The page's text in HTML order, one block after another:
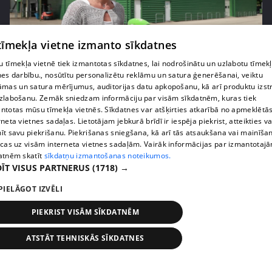
pirms 1 nedēļas, 3 dienām 00:05:05
Melleņu zelta drudzis: kas nosaka iepirkuma
cenu?
409. epizode
vietne izmanto sīkdatnes
tīmekļa vietnē tiek izmantotas sīkdatnes, lai nodrošinātu un uzlabotu
darbību., nosūtītu personalizētu reklāmu un satura ģenerēšanai, veiktu
un satura mērījumus, auditorijas datu apkopošanu, kā arī produktu
Zemāk sniedzam informāciju par visām sīkdatnēm, kuras tiek
mūsu tīmekļa vietnēs. Sīkdatnes var atšķirties atkarībā no
vietnes sadaļas. Lietotājam jebkurā brīdī ir iespēja piekrist, atteikties
savu piekrišanu. Piekrišanas sniegšana, kā arī tās atsaukšana vai
uz visām interneta vietnes sadaļām. Vairāk informācijas par
skatīt sīkdatņu izmantošanas noteikumos.
VISUS PARTNERUS (1718) →
IZVĒLI
PIEKRIST VISĀM SĪKDATNĒM
ATSTĀT TEHNISKĀS SĪKDATNES